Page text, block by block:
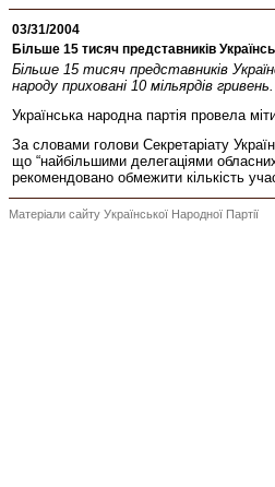
03/31/2004
Більше 15 тисяч представників
Більше 15 тисяч представників
народу приховані 10 мільярдів
Українська народна партія провела
За словами голови Секретаріату
що “найбільшими делегаціями
рекомендовано обмежити кількість
Матеріали сайту Української Народної Партії